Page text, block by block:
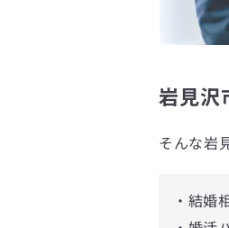
岩見沢
そんな岩
・結婚